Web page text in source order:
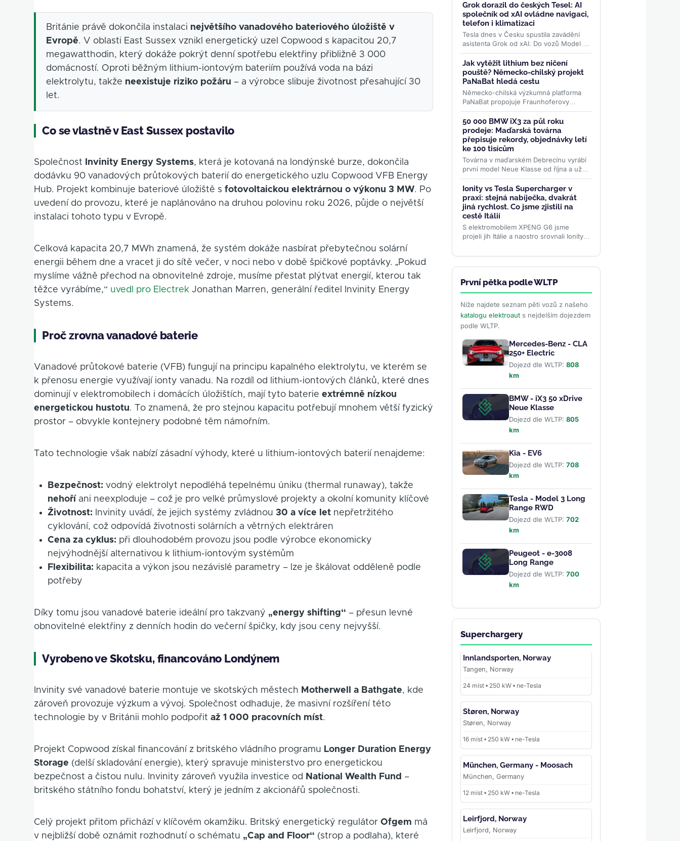
Británie právě dokončila instalaci největšího vanadového bateriového úložiště v
Evropě. V oblasti East Sussex vznikl energetický uzel Copwood s kapacitou 20,7
megawatthodin, který dokáže pokrýt denní spotřebu elektřiny přibližně 3 000
domácností. Oproti běžným lithium-iontovým bateriím používá voda na bázi
elektrolytu, takže neexistuje riziko požáru – a výrobce slibuje životnost přesahující 30
let.
Co se vlastně v East Sussex postavilo
Společnost Invinity Energy Systems, která je kotovaná na londýnské burze, dokončila
dodávku 90 vanadových průtokových baterií do energetického uzlu Copwood VFB Energy
Hub. Projekt kombinuje bateriové úložiště sfotovoltaickou elektrárnou o výkonu 3 MW. Po
uvedení do provozu, které je naplánováno na druhou polovinu roku 2026, půjde o největší
instalaci tohoto typu v Evropě.
Celková kapacita 20,7 MWh znamená, že systém dokáže nasbírat přebytečnou solární
energii během dne a vracet ji do sítě večer, v noci nebo v době špičkové poptávky. „Pokud
myslíme vážně přechod na obnovitelné zdroje, musíme přestat plýtvat energií, kterou tak
těžce vyrábíme,“ uvedl pro Electrek Jonathan Marren, generální ředitel Invinity Energy
Systems.
Proč zrovna vanadové baterie
Vanadové průtokové baterie (VFB) fungují na principu kapalného elektrolytu, ve kterém se
k přenosu energie využívají ionty vanadu. Na rozdíl od lithium-iontových článků, které dnes
dominují v elektromobilech i domácích úložištích, mají tyto baterieextrémně nízkou
energetickou hustotu. To znamená, že pro stejnou kapacitu potřebují mnohem větší fyzický
prostor – obvykle kontejnery podobné těm námořním.
Tato technologie však nabízí zásadní výhody, které u lithium-iontových baterií nenajdeme:
Bezpečnost: vodný elektrolyt nepodléhá tepelnému úniku (thermal runaway), takže
nehoří ani neexploduje – což je pro velké průmyslové projekty a okolní komunity klíčové
Životnost: Invinity uvádí, že jejich systémy zvládnou30 a více let nepřetržitého
cyklování, což odpovídá životnosti solárních a větrných elektráren
Cena za cyklus: při dlouhodobém provozu jsou podle výrobce ekonomicky
nejvýhodnější alternativou k lithium-iontovým systémům
Flexibilita: kapacita a výkon jsou nezávislé parametry – lze je škálovat odděleně podle
potřeby
Díky tomu jsou vanadové baterie ideální pro takzvaný „energy shifting“ – přesun levné
obnovitelné elektřiny z denních hodin do večerní špičky, kdy jsou ceny nejvyšší.
Vyrobeno ve Skotsku, financováno Londýnem
Invinity své vanadové baterie montuje ve skotských městech Motherwell a Bathgate, kde
zároveň provozuje výzkum a vývoj. Společnost odhaduje, že masivní rozšíření této
technologie by v Británii mohlo podpořitaž 1 000 pracovních míst.
Projekt Copwood získal financování z britského vládního programu Longer Duration Energy
Storage (delší skladování energie), který spravuje ministerstvo pro energetickou
bezpečnost a čistou nulu. Invinity zároveň využila investice od
National Wealth Fund –
britského státního fondu bohatství, který je jedním z akcionářů společnosti.
Celý projekt přitom přichází v klíčovém okamžiku. Britský energetický regulátorOfgem má
v nejbližší době oznámit rozhodnutí o schématu „Cap and Floor“ (strop a podlaha), které
Grok dorazil do českých Tesel: AI
společník od xAI ovládne navigaci,
telefon i klimatizaci
Tesla dnes v Česku spustila zavádění
asistenta Grok od xAI. Do vozů Model S,
3, X a Y míří zdarma v aktualizaci
Summer Release — hlasem...>>
Jak vytěžit lithium bez ničení
pouště? Německo-chilský projekt
PaNaBat hledá cestu
Německo-chilská výzkumná platforma
PaNaBat propojuje Fraunhoferovy
instituty s chilskými vědci. Cílem je těžit
lithium bez odpařovacích...>>
50 000 BMW iX3 za půl roku
prodeje: Maďarská továrna
přepisuje rekordy, objednávky letí
ke 100 tisícům
Továrna v maďarském Debrecínu vyrábí
první model Neue Klasse od října a už z
ní sjelo 50 000 vozů. BMW hlásí
nejrychlejší rozběh...>>
Ionity vs Tesla Supercharger v
praxi: stejná nabíječka, dvakrát
jiná rychlost. Co jsme zjistili na
cestě Itálií
S elektromobilem XPENG G6 jsme
projeli jih Itálie a naostro srovnali Ionity a
spolehlivost. Na stejné...>>
První pětka podle WLTP
Níže najdete seznam pěti vozů z našeho
katalogu elektroauts nejdelším dojezdem
podle WLTP.
Mercedes-Benz - CLA
250+ Electric
Dojezd dle WLTP: 808
km
BMW - iX3 50 xDrive
Neue Klasse
Dojezd dle WLTP: 805
km
Kia - EV6
Dojezd dle WLTP: 708
km
Tesla - Model 3 Long
Range RWD
Dojezd dle WLTP: 702
km
Peugeot - e-3008
Long Range
Dojezd dle WLTP: 700
km
Superchargery
Innlandsporten, Norway
Tangen, Norway
24 míst • 250 kW • ne-Tesla
Støren, Norway
Støren, Norway
16 míst • 250 kW • ne-Tesla
München, Germany - Moosach
München, Germany
12 míst • 250 kW • ne-Tesla
Leirfjord, Norway
Leirfjord, Norway